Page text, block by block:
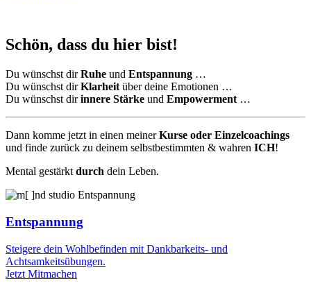
Schön, dass du hier bist!
Du wünschst dirRuhe und Entspannung …
Du wünschst dirKlarheit über deine Emotionen …
Du wünschst dirinnere Stärke und Empowerment …
Dann komme jetzt in einen meinerKurse oder Einzelcoachings
und finde zurück zu deinem selbstbestimmten & wahren ICH!
Mental gestärkt durch dein Leben.
Entspannung
Steigere dein Wohlbefinden mit Dankbarkeits- und
Achtsamkeitsübungen.
Jetzt Mitmachen